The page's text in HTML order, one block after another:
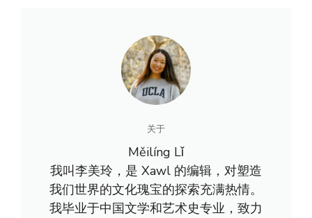
关于
Měilíng Lǐ
我叫李美玲，是 Xawl 的编辑，对塑造
我们世界的文化瑰宝的探索充满热情。
我毕业于中国文学和艺术史专业，致力